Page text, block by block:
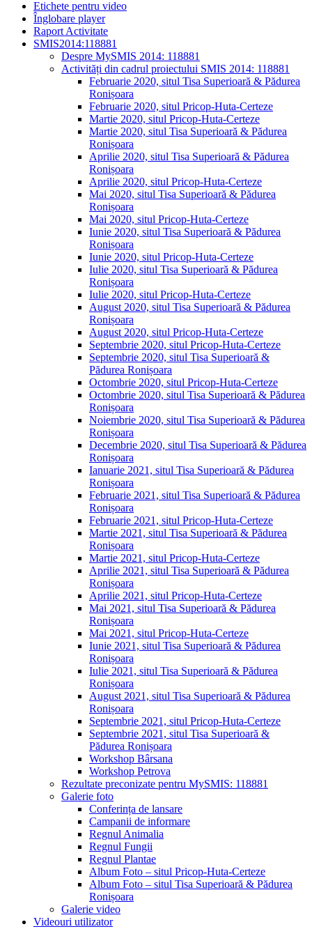
Etichete pentru video
Înglobare player
Raport Activitate
SMIS2014:118881
Despre MySMIS 2014: 118881
Activități din cadrul proiectului SMIS 2014: 118881
Februarie 2020, situl Tisa Superioară & Pădurea
Ronișoara
Februarie 2020, situl Pricop-Huta-Certeze
Martie 2020, situl Pricop-Huta-Certeze
Martie 2020, situl Tisa Superioară & Pădurea
Ronișoara
Aprilie 2020, situl Tisa Superioară & Pădurea
Ronișoara
Aprilie 2020, situl Pricop-Huta-Certeze
Mai 2020, situl Tisa Superioară & Pădurea
Ronișoara
Mai 2020, situl Pricop-Huta-Certeze
Iunie 2020, situl Tisa Superioară & Pădurea
Ronișoara
Iunie 2020, situl Pricop-Huta-Certeze
Iulie 2020, situl Tisa Superioară & Pădurea
Ronișoara
Iulie 2020, situl Pricop-Huta-Certeze
August 2020, situl Tisa Superioară & Pădurea
Ronișoara
August 2020, situl Pricop-Huta-Certeze
Septembrie 2020, situl Pricop-Huta-Certeze
Septembrie 2020, situl Tisa Superioară &
Pădurea Ronișoara
Octombrie 2020, situl Pricop-Huta-Certeze
Octombrie 2020, situl Tisa Superioară & Pădurea
Ronișoara
Noiembrie 2020, situl Tisa Superioară & Pădurea
Ronișoara
Decembrie 2020, situl Tisa Superioară & Pădurea
Ronișoara
Ianuarie 2021, situl Tisa Superioară & Pădurea
Ronișoara
Februarie 2021, situl Tisa Superioară & Pădurea
Ronișoara
Februarie 2021, situl Pricop-Huta-Certeze
Martie 2021, situl Tisa Superioară & Pădurea
Ronișoara
Martie 2021, situl Pricop-Huta-Certeze
Aprilie 2021, situl Tisa Superioară & Pădurea
Ronișoara
Aprilie 2021, situl Pricop-Huta-Certeze
Mai 2021, situl Tisa Superioară & Pădurea
Ronișoara
Mai 2021, situl Pricop-Huta-Certeze
Iunie 2021, situl Tisa Superioară & Pădurea
Ronișoara
Iulie 2021, situl Tisa Superioară & Pădurea
Ronișoara
August 2021, situl Tisa Superioară & Pădurea
Ronișoara
Septembrie 2021, situl Pricop-Huta-Certeze
Septembrie 2021, situl Tisa Superioară &
Pădurea Ronișoara
Workshop Bârsana
Workshop Petrova
Rezultate preconizate pentru MySMIS: 118881
Galerie foto
Conferința de lansare
Campanii de informare
Regnul Animalia
Regnul Fungii
Regnul Plantae
Album Foto – situl Pricop-Huta-Certeze
Album Foto – situl Tisa Superioară & Pădurea
Ronișoara
Galerie video
Videouri utilizator